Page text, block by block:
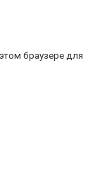
браузере для